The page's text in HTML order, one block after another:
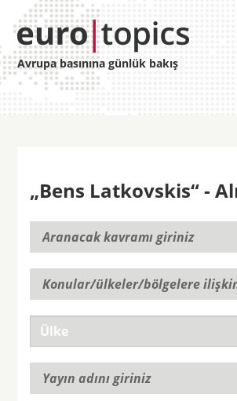
Avrupa basınına günlük bakış
„Bens Latkovskis“ -